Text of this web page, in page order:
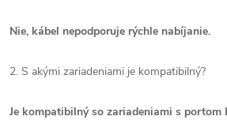
Nie, kábel nepodporuje rýchle nabíjanie.
2. S akými zariadeniami je kompatibilný?
Je kompatibilný so zariadeniami s portom